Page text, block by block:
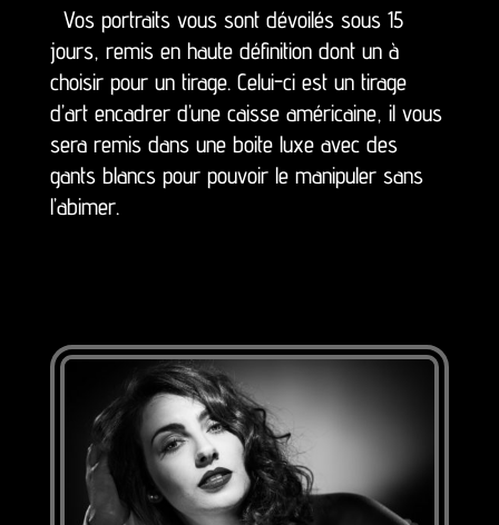
Vos portraits vous sont dévoilés sous 15
jours, remis en haute définition dont un à
choisir pour un tirage. Celui-ci est un tirage
d’art encadrer d’une caisse américaine, il vous
sera remis dans une boite luxe avec des
gants blancs pour pouvoir le manipuler sans
l’abimer.